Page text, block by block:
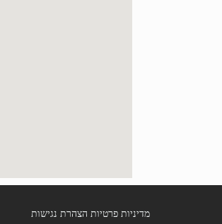
מדיניות פרטיות הצהרת נגישות